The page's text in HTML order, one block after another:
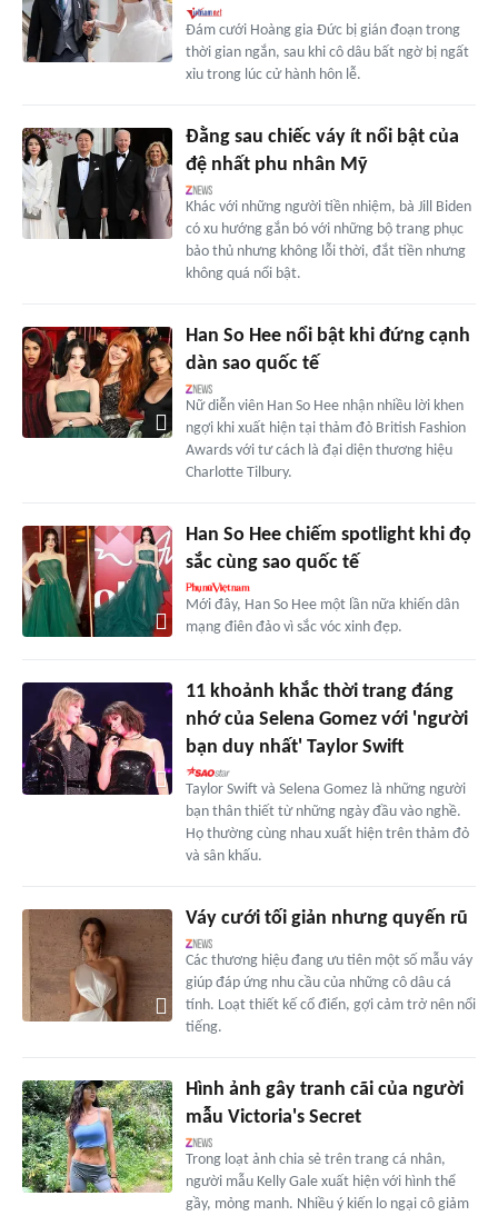
Đám cưới Hoàng gia Đức bị gián đoạn trong
thời gian ngắn, sau khi cô dâu bất ngờ bị ngất
xỉu trong lúc cử hành hôn lễ.
Đằng sau chiếc váy ít nổi bật của
đệ nhất phu nhân Mỹ
Khác với những người tiền nhiệm, bà Jill Biden
có xu hướng gắn bó với những bộ trang phục
bảo thủ nhưng không lỗi thời, đắt tiền nhưng
không quá nổi bật.
Han So Hee nổi bật khi đứng cạnh
dàn sao quốc tế
Nữ diễn viên Han So Hee nhận nhiều lời khen
ngợi khi xuất hiện tại thảm đỏ British Fashion
Awards với tư cách là đại diện thương hiệu
Charlotte Tilbury.
Han So Hee chiếm spotlight khi đọ
sắc cùng sao quốc tế
Mới đây, Han So Hee một lần nữa khiến dân
mạng điên đảo vì sắc vóc xinh đẹp.
11 khoảnh khắc thời trang đáng
nhớ của Selena Gomez với 'người
bạn duy nhất' Taylor Swift
Taylor Swift và Selena Gomez là những người
bạn thân thiết từ những ngày đầu vào nghề.
Họ thường cùng nhau xuất hiện trên thảm đỏ
và sân khấu.
Váy cưới tối giản nhưng quyến rũ
Các thương hiệu đang ưu tiên một số mẫu váy
giúp đáp ứng nhu cầu của những cô dâu cá
tính. Loạt thiết kế cổ điển, gợi cảm trở nên nổi
tiếng.
Hình ảnh gây tranh cãi của người
mẫu Victoria's Secret
Trong loạt ảnh chia sẻ trên trang cá nhân,
người mẫu Kelly Gale xuất hiện với hình thể
gầy, mỏng manh. Nhiều ý kiến lo ngại cô giảm